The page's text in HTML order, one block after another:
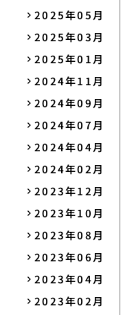
2025年05月
2025年03月
2025年01月
2024年11月
2024年09月
2024年07月
2024年04月
2024年02月
2023年12月
2023年10月
2023年08月
2023年06月
2023年04月
2023年02月